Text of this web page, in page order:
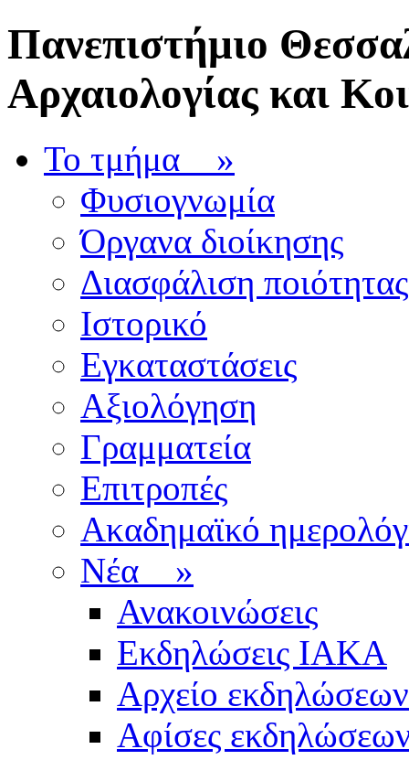
Πανεπιστήμιο
Αρχαιολογίας και
Το τμήμα »
Φυσιογνωμία
Όργανα διοίκησης
Διασφάλιση ποιότητας
Ιστορικό
Εγκαταστάσεις
Αξιολόγηση
Γραμματεία
Επιτροπές
Ακαδημαϊκό
Νέα »
Ανακοινώσεις
Εκδηλώσεις ΙΑΚΑ
Αρχείο εκδηλώσεων
Αφίσες